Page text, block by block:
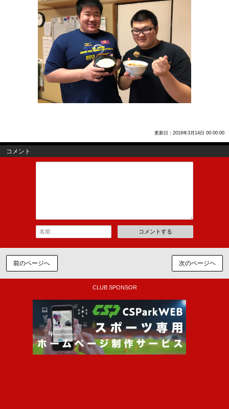
更新日：2019年3月14日 00:00:00
コメント
コメントする
前のページへ 次のページヘ
CLUB SPONSOR